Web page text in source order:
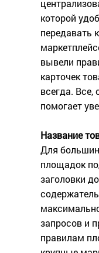
которой
передавать
вывели
карточек
всегда. Все,
помогает
Название
Для
площадок
заголовки
запросов и
правилам